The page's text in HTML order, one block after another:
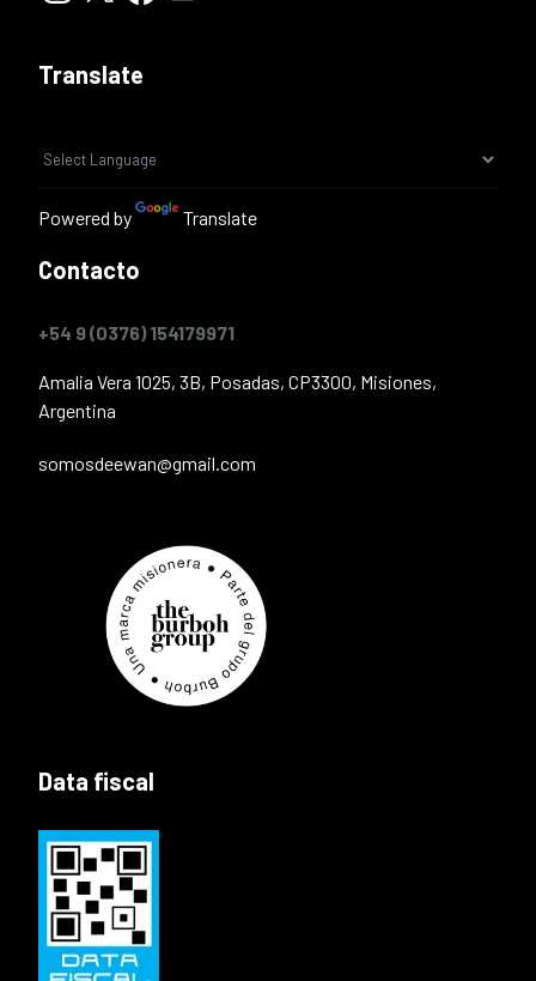
Translate
Powered by Translate
Contacto
+54 9 (0376) 154179971
Amalia Vera 1025, 3B, Posadas, CP3300, Misiones,
Argentina
somosdeewan@gmail.com
Data fiscal